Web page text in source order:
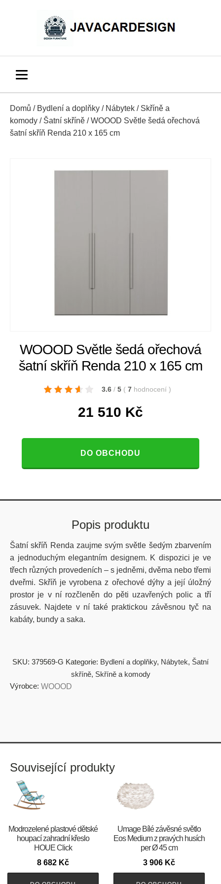
Domů / Bydlení a doplňky / Nábytek / Skříně a
komody / Šatní skříně / WOOOD Světle šedá ořechová
šatní skříň Renda 210 x 165 cm
WOOOD Světle šedá ořechová
šatní skříň Renda 210 x 165 cm
3.6 / 5 ( 7 hodnocení )
21 510 Kč
DO OBCHODU
Popis produktu
Šatní skříň Renda zaujme svým světle šedým zbarvením
a jednoduchým elegantním designem. K dispozici je ve
třech různých provedeních – s jedněmi, dvěma nebo třemi
dveřmi. Skříň je vyrobena z ořechové dýhy a její úložný
prostor je v ní rozčleněn do pěti uzavřených polic a tří
zásuvek. Najdete v ní také praktickou závěsnou tyč na
kabáty, bundy a saka.
SKU: 379569-G Kategorie: Bydlení a doplňky, Nábytek, Šatní
skříně, Skříně a komody
Výrobce: WOOOD
Související produkty
Modrozelené plastové dětské
houpací zahradní křeslo
HOUE Click
8 682 Kč
Umage Bílé závěsné světlo
Eos Medium z pravých husích
per Ø 45 cm
3 906 Kč